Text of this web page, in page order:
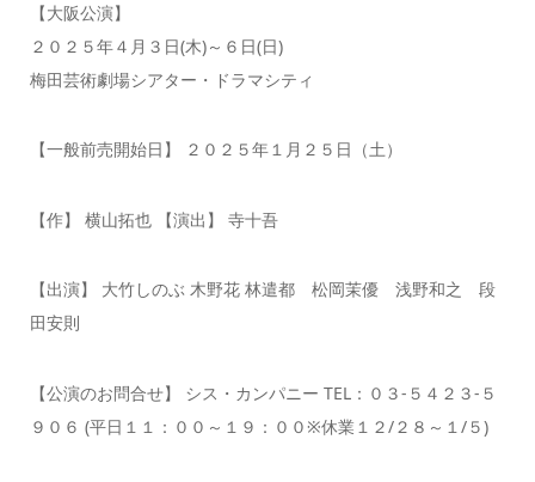
【大阪公演】
２０２５年４月３日(木)～６日(日)
梅田芸術劇場シアター・ドラマシティ
【一般前売開始日】 ２０２５年１月２５日（土）
【作】 横山拓也 【演出】 寺十吾
【出演】 大竹しのぶ 木野花 林遣都 松岡茉優 浅野和之 段
田安則
【公演のお問合せ】 シス・カンパニー TEL：０３-５４２３-５
９０６ (平日１１：００～１９：００※休業１２/２８～１/５)